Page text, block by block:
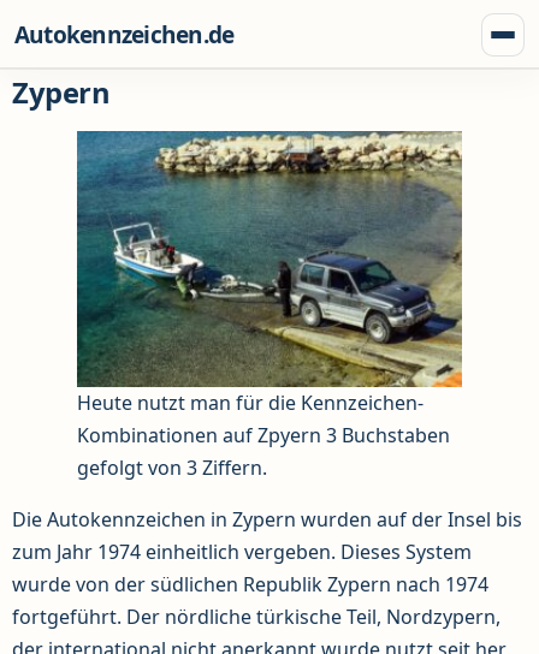
Autokennzeichen.de
Zypern
Heute nutzt man für die Kennzeichen-
Kombinationen auf Zpyern 3 Buchstaben
gefolgt von 3 Ziffern.
Die Autokennzeichen in Zypern wurden auf der Insel bis
zum Jahr 1974 einheitlich vergeben. Dieses System
wurde von der südlichen Republik Zypern nach 1974
fortgeführt. Der nördliche türkische Teil, Nordzypern,